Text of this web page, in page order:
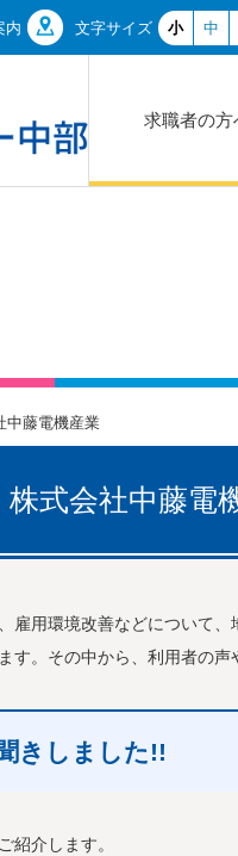
内 文字サイズ 小 中
求職者の方
中藤電機産業
式会社中藤電
雇用環境改善などについて
。その中から、利用者の声
きしました!!
紹介します。